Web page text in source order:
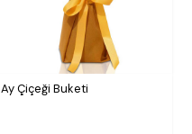
Ay Çiçeği Buketi